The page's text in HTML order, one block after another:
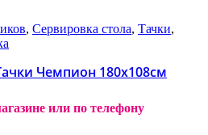
, Сервировка стола, Тачки,
Чемпион 180х108см
или по телефону